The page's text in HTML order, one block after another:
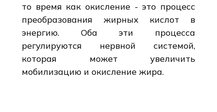
то время как окисление - это процесс
преобразования жирных кислот в
энергию. Оба эти процесса
регулируются нервной системой,
которая может увеличить
мобилизацию и окисление жира.